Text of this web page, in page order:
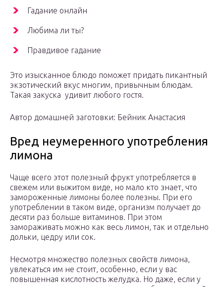
Гадание онлайн
Любима ли ты?
Правдивое гадание
Это изысканное блюдо поможет придать пикантный
экзотический вкус многим, привычным блюдам.
Такая закуска удивит любого гостя.
Автор домашней заготовки: Бейник Анастасия
Вред неумеренного употребления
лимона
Чаще всего этот полезный фрукт употребляется в
свежем или выжитом виде, но мало кто знает, что
замороженные лимоны более полезны. При его
употреблении в таком виде, организм получает до
десяти раз больше витаминов. При этом
замораживать можно как весь лимон, так и отдельно
дольки, цедру или сок.
Несмотря множество полезных свойств лимона,
увлекаться им не стоит, особенно, если у вас
повышенная кислотность желудка. Но даже, если у